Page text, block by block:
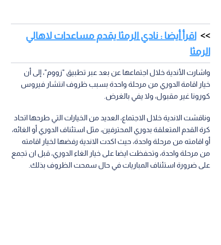
اقرأ أيضا : نادي الرمثا يقدم مساعدات لاهالي
الرمثا
واشارت الأندية خلال اجتماعها عن بعد عبر تطبيق "زووم"، إلى أن
خيار اقامة الدوري من مرحلة واحدة بسبب ظروف انتشار فيروس
كورونا غير مقبول، ولا يفي بالغرض.
وناقشت الاندية خلال الاجتماع، العديد من الخيارات التي طرحها اتحاد
كرة القدم المتعلقة بدوري المحترفين، مثل استئناف الدوري أو الغائه،
أو اقامته من مرحلة واحدة، حيث اكدت الاندية رفضها لخيار اقامته
من مرحلة واحدة، وتحفظت ايضا على خيار الغاء الدوري، قبل ان تجمع
على ضرورة استئناف المباريات في حال سمحت الظروف بذلك.